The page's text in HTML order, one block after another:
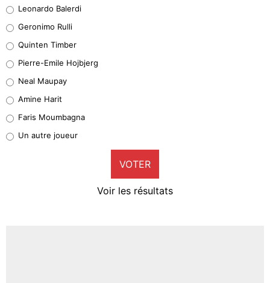
32%
5%
1%
9%
Leonardo Balerdi
Geronimo Rulli
Quinten Timber
Pierre-Emile Hojbjerg
Neal Maupay
Amine Harit
Faris Moumbagna
Un autre joueur
VOTER
Voir les résultats